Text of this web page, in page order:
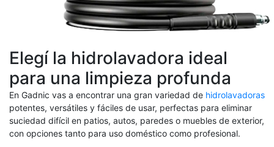
Elegí la hidrolavadora ideal
para una limpieza profunda
En Gadnic vas a encontrar una gran variedad de hidrolavadoras
potentes, versátiles y fáciles de usar, perfectas para eliminar
suciedad difícil en patios, autos, paredes o muebles de exterior,
con opciones tanto para uso doméstico como profesional.